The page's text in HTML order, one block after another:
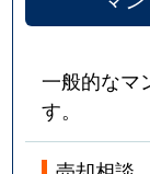
一般的なマ
す。